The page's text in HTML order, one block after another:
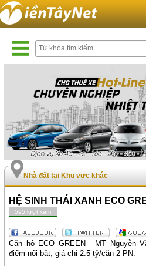
Nhà đất tại Khu vực khác
HỆ SINH THÁI XANH ECO
595 lượt xem
Căn hộ ECO GREEN - MT Nguyễn
điểm nổi bật, giá chỉ 2.5 tỷ/căn 2 PN.